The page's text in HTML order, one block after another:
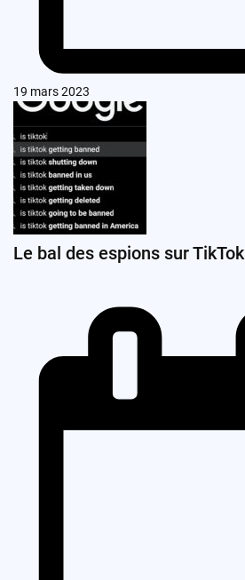
19 mars 2023
Le bal des espions sur TikTok